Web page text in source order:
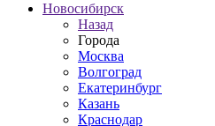
Новосибирск
Назад
Города
Москва
Волгоград
Екатеринбург
Казань
Краснодар